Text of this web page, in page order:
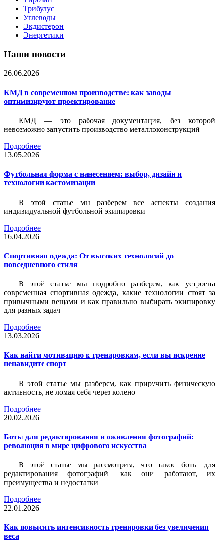
Трибулус
Углеводы
Экдистерон
Энергетики
Наши новости
26.06.2026
КМД в современном производстве: как заводы
оптимизируют проектирование
КМД — это рабочая документация, без которой
невозможно запустить производство металлоконструкций
Подробнее
13.05.2026
Футбольная форма с нанесением: выбор, дизайн и
технологии кастомизации
В этой статье мы разберем все аспекты создания
индивидуальной футбольной экипировки
Подробнее
16.04.2026
Спортивная одежда: От высоких технологий до
повседневного стиля
В этой статье мы подробно разберем, как устроена
современная спортивная одежда, какие технологии стоят за
привычными вещами и как правильно выбирать экипировку
для разных задач
Подробнее
13.03.2026
Как найти мотивацию к тренировкам, если вы искренне
ненавидите спорт
В этой статье мы разберем, как приручить физическую
активность, не ломая себя через колено
Подробнее
20.02.2026
Боты для редактирования и оживления фотографий:
революция в мире цифрового искусства
В этой статье мы рассмотрим, что такое боты для
редактирования фотографий, как они работают, их
преимущества и недостатки
Подробнее
22.01.2026
Как повысить интенсивность тренировки без увеличения
веса